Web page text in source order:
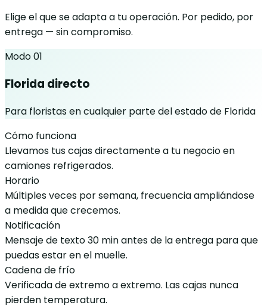
Elige el que se adapta a tu operación. Por pedido, por
entrega — sin compromiso.
Modo 01
Florida directo
Para floristas en cualquier parte del estado de Florida
Cómo funciona
Llevamos tus cajas directamente a tu negocio en
camiones refrigerados.
Horario
Múltiples veces por semana, frecuencia ampliándose
a medida que crecemos.
Notificación
Mensaje de texto 30 min antes de la entrega para que
puedas estar en el muelle.
Cadena de frío
Verificada de extremo a extremo. Las cajas nunca
pierden temperatura.